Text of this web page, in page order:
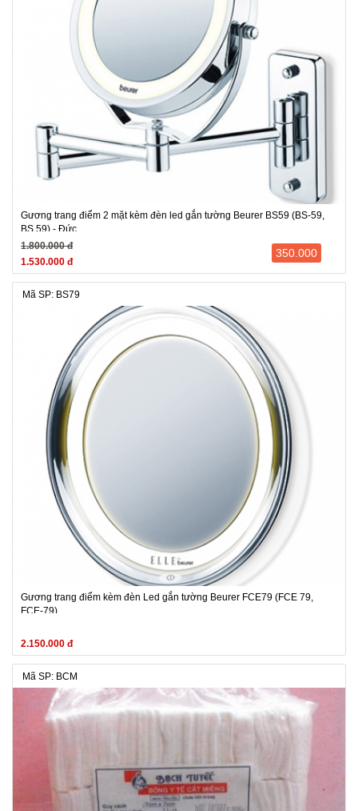
Gương trang điểm 2 mặt kèm đèn led gắn tường Beurer BS59 (BS-59,
BS 59) - Đức
1.800.000 đ
1.530.000 đ
350.000
Mã SP: BS79
Gương trang điểm kèm đèn Led gắn tường Beurer FCE79 (FCE 79,
FCE-79)
2.150.000 đ
Mã SP: BCM